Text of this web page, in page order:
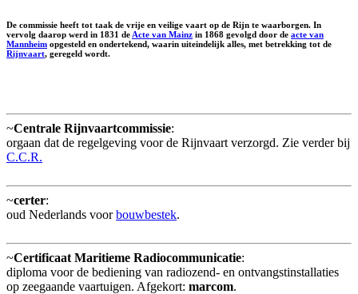
De commissie heeft tot taak de vrije en veilige vaart op de Rijn te waarborgen. In
vervolg daarop werd in 1831 de Acte van Mainz in 1868 gevolgd door de acte van
Mannheim opgesteld en ondertekend, waarin uiteindelijk alles, met betrekking tot de
Rijnvaart, geregeld wordt.
~Centrale Rijnvaartcommissie:
orgaan dat de regelgeving voor de Rijnvaart verzorgd. Zie verder bij
C.C.R.
~certer:
oud Nederlands voorbouwbestek.
~Certificaat Maritieme Radiocommunicatie:
diploma voor de bediening van radiozend- en ontvangstinstallaties
op zeegaande vaartuigen. Afgekort: marcom.